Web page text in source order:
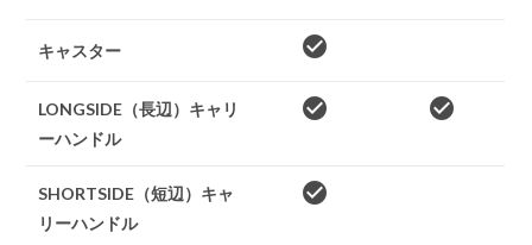
キャスター check_circle
LONGSIDE（長辺）キャリ
ーハンドル
check_circle check_circle
SHORTSIDE（短辺）キャ
リーハンドル
check_circle